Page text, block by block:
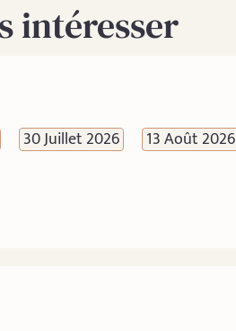
intéresser
30 Juillet 2026
13 Août 2026